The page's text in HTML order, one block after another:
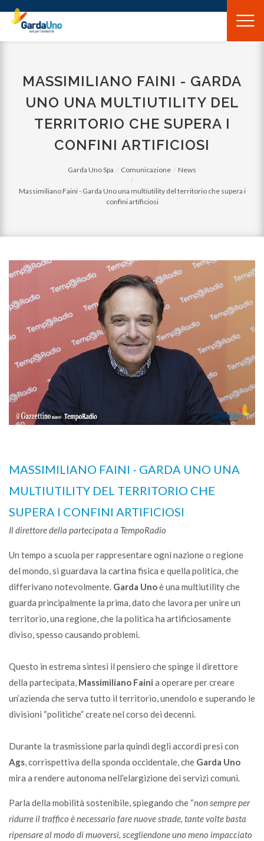
Gardauno
Spa
MASSIMILIANO FAINI - GARDA
UNO UNA MULTIUTILITY DEL
TERRITORIO CHE SUPERA I
CONFINI ARTIFICIOSI
Garda Uno Spa Comunicazione News
Massimiliano Faini - Garda Uno una multiutility del territorio che supera i
confini artificiosi
MASSIMILIANO FAINI - GARDA UNO UNA
MULTIUTILITY DEL TERRITORIO CHE
SUPERA I CONFINI ARTIFICIOSI
Il direttore della partecipata a TempoRadio
Un tempo a scuola per rappresentare ogni nazione o regione
del mondo, si guardava la cartina fisica e quella politica, che
differivano notevolmente. Garda Unoè una multiutility che
guarda principalmente la prima, dato che lavora per unire un
territorio, una regione, che la politica ha artificiosamente
diviso, spesso causando problemi.
Questo in estrema sintesi il pensiero che spinge il direttore
della partecipata, Massimiliano Faini a operare per creare
un’azienda che serva tutto il territorio, unendolo e superando le
divisioni “politiche” create nel corso dei decenni.
Durante la trasmissione parla quindi degli accordi presi con
Ags, corrispettiva della sponda occidentale, che Garda Uno
mira a rendere autonoma nell’elargizione dei servizi comuni.
Parla della mobilità sostenibile, spiegando che “non sempre per
ridurre il traffico è necessario fare nuove strade, tante volte basta
ripensare al modo di muoversi, scegliendone uno meno impacciato